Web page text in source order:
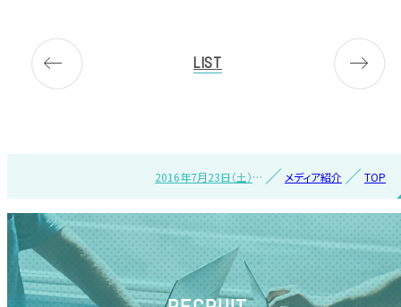
LIST
TOP
メディア紹介
2016年7月23日（土）ウ
した